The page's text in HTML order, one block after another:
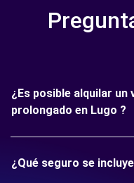
¿Es posible alquilar un
prolongado en Lugo ?
¿Qué seguro se